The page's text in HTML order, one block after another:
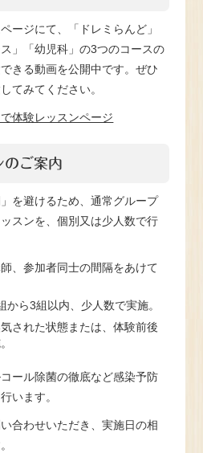
ージにて、「ドレミらんど」
」「幼児科」の3つのコースの
きる動画を公開中です。ぜひ
てみてください。
体験レッスンページ
のご案内
を避けるため、通常グループ
スンを、個別又は少人数で行
師、参加者同士の間隔をあけて
から3組以内、少人数で実施。
気された状態または、体験前後
ール除菌の徹底など感染予防
います。
合わせいただき、実施日の相